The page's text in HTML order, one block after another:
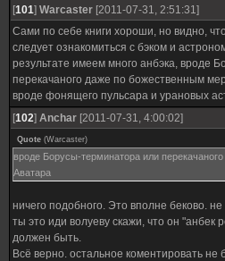
[101] Warcaster [2011-07-31, 2:51:31]
Сами по себе книги хороши, но видно,
следует ознакомиться с бэком и
результате имеем много анбэка, вроде
перекачаного даже по божественным
вроде фонящего пульсара и урановых
[102] Anchar [2011-07-31, 4:00:02]
Quote (Warcaster)
вроде Борусы-терминатора или
Аватара
ничего подобного. Это вполне беково.
ты это иди волуеву скажи, что он "анбек
должен быть.
Всё верно. остальное коментировать